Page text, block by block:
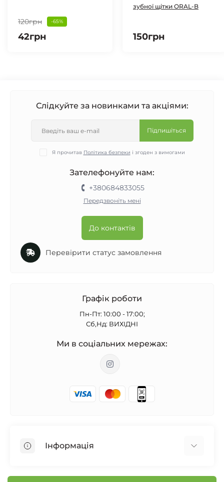
120грн -65%
42грн
зубної щітки ORAL-B
150грн
Слідкуйте за новинками та акціями:
Підпишіться
Я прочитав Політика безпеки і згоден з вимогами
Зателефонуйте нам:
+380684833055
Передзвоніть мені
До контактів
Перевірити статус замовлення
Графік роботи
Пн-Пт: 10:00 - 17:00;
Сб,Нд: ВИХІДНІ
Ми в соціальних мережах:
Інформація